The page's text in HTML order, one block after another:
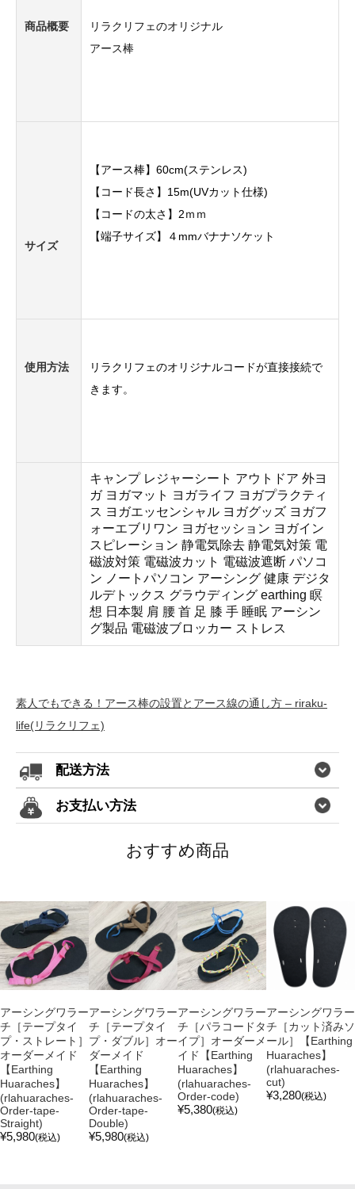
商品概要
リラクリフェのオリジナル
アース棒
サイズ
【アース棒】60cm(ステンレス)
【コード長さ】15m(UVカット仕様)
【コードの太さ】2ｍｍ
【端子サイズ】４mmバナナソケット
使用方法
リラクリフェのオリジナルコードが直接接続で
きます。
キャンプ レジャーシート アウトドア 外ヨ
ガ ヨガマット ヨガライフ ヨガプラクティ
ス ヨガエッセンシャル ヨガグッズ ヨガフ
ォーエブリワン ヨガセッション ヨガイン
スピレーション 静電気除去 静電気対策 電
磁波対策 電磁波カット 電磁波遮断 パソコ
ン ノートパソコン アーシング 健康 デジタ
ルデトックス グラウディング earthing 瞑
想 日本製 肩 腰 首 足 膝 手 睡眠 アーシン
グ製品 電磁波ブロッカー ストレス
素人でもできる！アース棒の設置とアース線の通し方 – riraku-
life(リラクリフェ)
配送方法
お支払い方法
おすすめ商品
アーシングワラー
チ［テープタイ
プ・ストレート］
オーダーメイド
【Earthing
Huaraches】
(rlahuaraches-
Order-tape-
Straight)
¥5,980(税込)
アーシングワラー
チ［テープタイ
プ・ダブル］オー
ダーメイド
【Earthing
Huaraches】
(rlahuaraches-
Order-tape-
Double)
¥5,980(税込)
アーシングワラー
チ［パラコードタ
イプ］オーダーメ
イド【Earthing
Huaraches】
(rlahuaraches-
Order-code)
¥5,380(税込)
アーシングワラー
チ［カット済みソ
ール］【Earthing
Huaraches】
(rlahuaraches-
cut)
¥3,280(税込)